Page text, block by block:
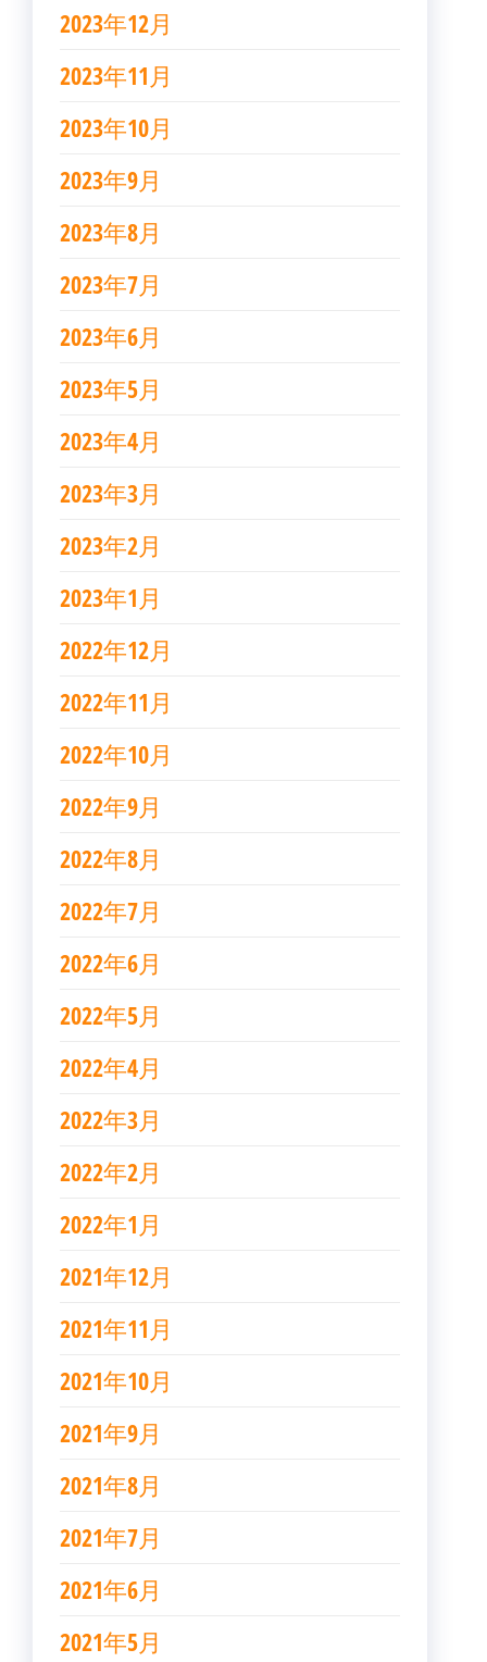
2023年12月
2023年11月
2023年10月
2023年9月
2023年8月
2023年7月
2023年6月
2023年5月
2023年4月
2023年3月
2023年2月
2023年1月
2022年12月
2022年11月
2022年10月
2022年9月
2022年8月
2022年7月
2022年6月
2022年5月
2022年4月
2022年3月
2022年2月
2022年1月
2021年12月
2021年11月
2021年10月
2021年9月
2021年8月
2021年7月
2021年6月
2021年5月